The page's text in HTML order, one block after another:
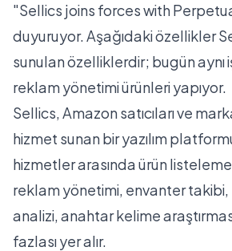
"Sellics joins forces with
duyuruyor. Aşağıdaki özellikler
sunulan özelliklerdir; bugün aynı
reklam yönetimi ürünleri yapıyor.
Sellics, Amazon satıcıları ve
hizmet sunan bir yazılım
hizmetler arasında ürün
reklam yönetimi, envanter
analizi, anahtar kelime
fazlası yer alır.